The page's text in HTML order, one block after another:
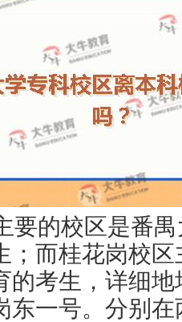
要的校区是番
；而桂花岗校
的考生，详细
东一号。分别